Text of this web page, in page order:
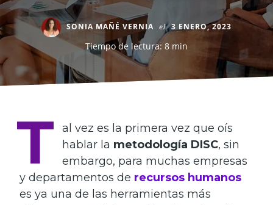
SONIA MAÑÉ VERNIA el 3 ENERO, 2023
Tiempo de lectura: 8 min
T
al vez es la primera vez que oís
hablar la metodología DISC, sin
embargo, para muchas empresas
y departamentos de recursos humanos
es ya una de las herramientas más